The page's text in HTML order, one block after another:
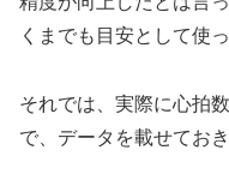
くまでも目安として使
それでは、実際に心拍
で、データを載せておき